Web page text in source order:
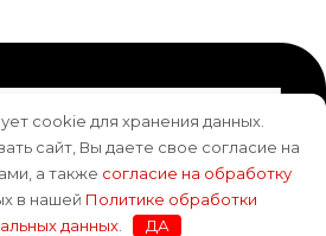
cookie для хранения данных.
сайт, Вы даете свое согласие на
а также согласие на обработку
в нашей Политике обработки
данных. ДА